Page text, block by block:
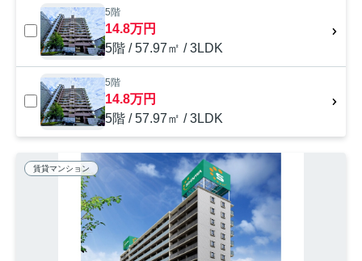
5階
14.8万円
5階 / 57.97㎡ / 3LDK
5階
14.8万円
5階 / 57.97㎡ / 3LDK
賃貸マンション